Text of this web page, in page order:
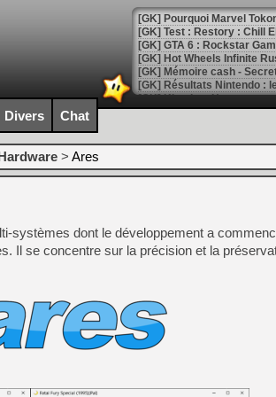
[GK] Pourquoi Marvel
[GK] Test : Restory : Chill
[GK] GTA 6 : Rockstar
[GK] Hot Wheels Infinite
[GK] Mémoire cash -
[GK] Résultats Nintendo :
[GK] Déjà des
[Mo5] Brickboy cherche à
[GK] Minecraft et ses «
[GK] Beast of
[GK] Ubisoft : fin de partie
[GK] Mémoire cash -
[GK] Dan Houser (GTA)
[GK] Comment EA Sports
[GK] Crimson Moon : un
[GK] Isle of Reveries : le
[GK] Moonlighter 2 : The
[GK] Capcom relance
[Mo5] Deux inédits du
[GK] Le beat'em up The
[GK] Endless Legend 2 :
Divers Chat
> Ares
systèmes dont le développement a
Il se concentre sur la précision et la